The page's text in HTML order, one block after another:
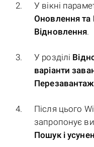
У вікні
Оновлення та
Відновлення.
У розділі
варіанти
Після цього
запропонує
Пошук і